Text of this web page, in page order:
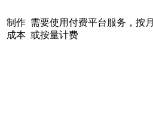
制作
成本
需要使用付费平台服务，按月
或按量计费